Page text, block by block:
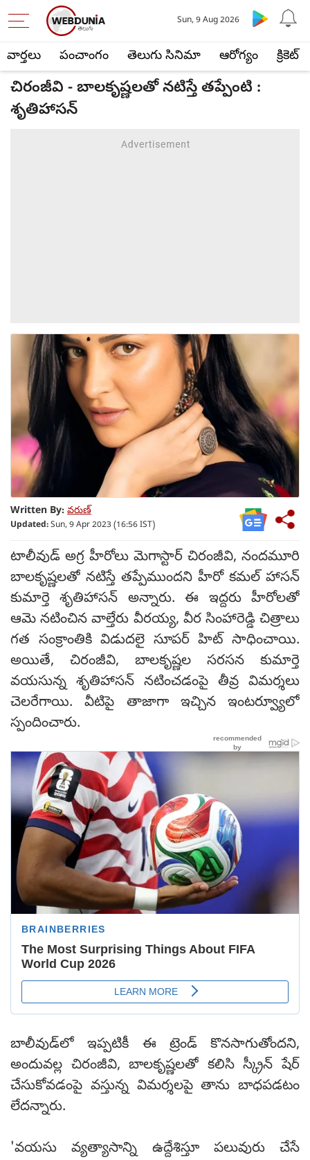
వార్తలు పంచాంగం తెలుగు సినిమా ఆరోగ్యం క్రికెట్
Sun, 9 Aug 2026
చిరంజీవి - బాలకృష్ణలతో నటిస్తే తప్పేంటి :
శృతిహాసన్
Written By: వరుణ్
Updated:Sun, 9 Apr 2023 (16:56 IST)
టాలీవుడ్ అగ్ర హీరోలు మెగాస్టార్ చిరంజీవి, నందమూరి
బాలకృష్ణలతో నటిస్తే తప్పేముందని హీరో కమల్ హాసన్
కుమార్తె శృతిహాసన్ అన్నారు. ఈ ఇద్దరు హీరోలతో
ఆమె నటించిన వాల్తేరు వీరయ్య, వీర సింహారెడ్డి చిత్రాలు
గత సంక్రాంతికి విడుదలై సూపర్ హిట్ సాధించాయి.
అయితే, చిరంజీవి, బాలకృష్ణల సరసన కుమార్తె
వయసున్న శృతిహాసన్ నటించడంపై తీవ్ర విమర్శలు
చెలరేగాయి. వీటిపై తాజాగా ఇచ్చిన ఇంటర్వ్యూలో
స్పందించారు.
బాలీవుడ్‌లో ఇప్పటికీ ఈ ట్రెండ్‌ కొనసాగుతోందని,
అందువల్ల చిరంజీవి, బాలకృష్ణలతో కలిసి స్క్రీన్ షేర్
చేసుకోవడంపై వస్తున్న విమర్శలపై తాను బాధపడటం
లేదన్నారు.
'వయసు వ్యత్యాసాన్ని ఉద్దేశిస్తూ పలువురు చేసే